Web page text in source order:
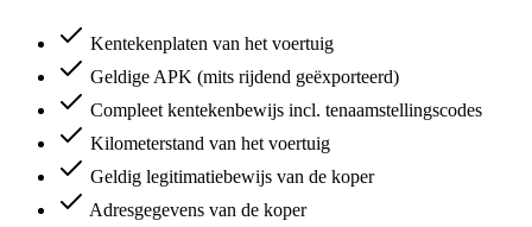
Kentekenplaten van het voertuig
Geldige APK (mits rijdend geëxporteerd)
Compleet kentekenbewijs incl. tenaamstellingscodes
Kilometerstand van het voertuig
Geldig legitimatiebewijs van de koper
Adresgegevens van de koper